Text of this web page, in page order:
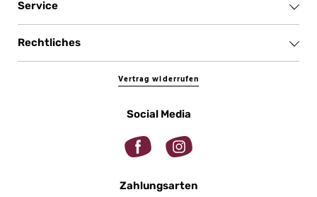
Service
Rechtliches
Vertrag widerrufen
Social Media
Zahlungsarten